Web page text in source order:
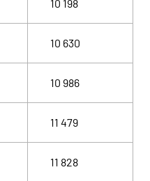
10 198
10 630
10 986
11 479
11 828